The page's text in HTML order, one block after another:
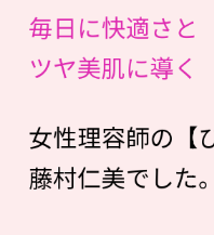
毎日に快適さと
ツヤ美肌に導く
女性理容師の【
藤村仁美でした。